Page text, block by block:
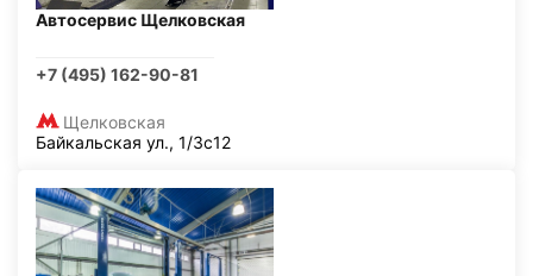
Автосервис Щелковская
+7 (495) 162-90-81
Щелковская
Байкальская ул., 1/3с12